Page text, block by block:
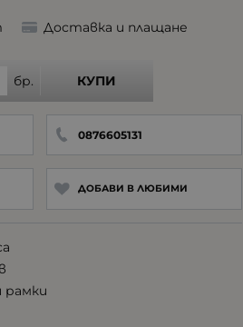
Доставка и плащане
бр. КУПИ
0876605131
ДОБАВИ В ЛЮБИМИ